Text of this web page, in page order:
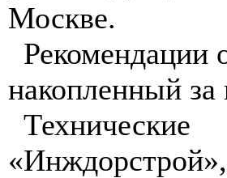
Москве.
накопленный за